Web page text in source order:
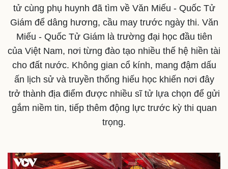
Hồ sơ
Multimedia
E-Magazine
Infographic
tử cùng phụ huynh đã tìm về Văn Miếu - Quốc Tử
Giám để dâng hương, cầu may trước ngày thi. Văn
Miếu - Quốc Tử Giám là trường đại học đầu tiên
của Việt Nam, nơi từng đào tạo nhiều thế hệ hiền tài
cho đất nước. Không gian cổ kính, mang đậm dấu
ấn lịch sử và truyền thống hiếu học khiến nơi đây
trở thành địa điểm được nhiều sĩ tử lựa chọn để gửi
gắm niềm tin, tiếp thêm động lực trước kỳ thi quan
trọng.